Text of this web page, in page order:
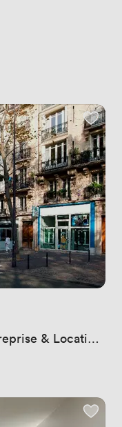
& Location